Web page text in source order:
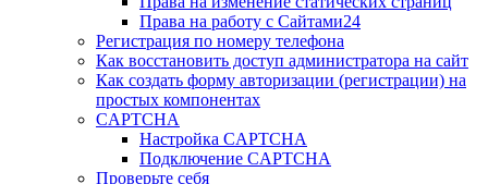
Права на работу с Сайтами24
Регистрация по номеру телефона
Как восстановить доступ администратора на сайт
Как создать форму авторизации (регистрации) на
простых компонентах
CAPTCHA
Настройка CAPTCHA
Подключение CAPTCHA
Проверьте себя